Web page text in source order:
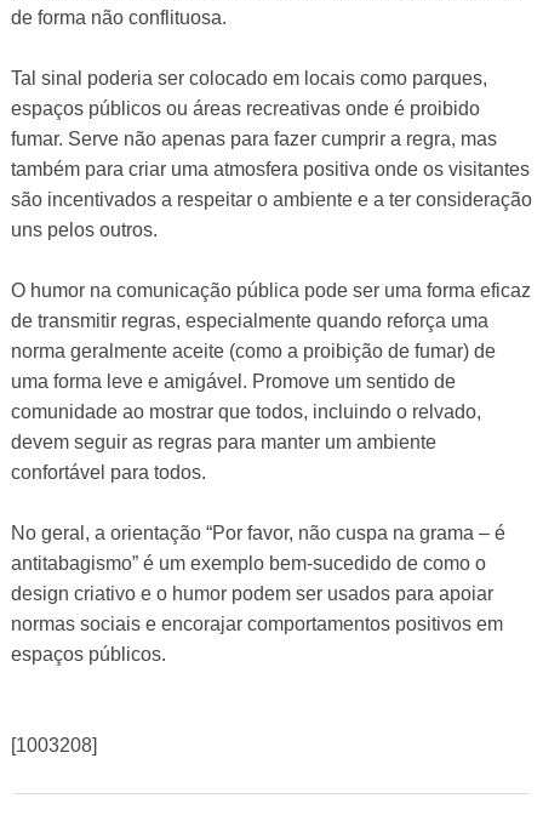
de forma não conflituosa.
Tal sinal poderia ser colocado em locais como parques,
espaços públicos ou áreas recreativas onde é proibido
fumar. Serve não apenas para fazer cumprir a regra, mas
também para criar uma atmosfera positiva onde os visitantes
são incentivados a respeitar o ambiente e a ter consideração
uns pelos outros.
O humor na comunicação pública pode ser uma forma eficaz
de transmitir regras, especialmente quando reforça uma
norma geralmente aceite (como a proibição de fumar) de
uma forma leve e amigável. Promove um sentido de
comunidade ao mostrar que todos, incluindo o relvado,
devem seguir as regras para manter um ambiente
confortável para todos.
No geral, a orientação “Por favor, não cuspa na grama – é
antitabagismo” é um exemplo bem-sucedido de como o
design criativo e o humor podem ser usados ​​para apoiar
normas sociais e encorajar comportamentos positivos em
espaços públicos.
[1003208]